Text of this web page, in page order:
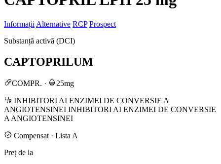
Informații Alternative RCP Prospect
Substanță activă (DCI)
CAPTOPRILUM
COMPR. · 25mg
INHIBITORI AI ENZIMEI DE CONVERSIE A
ANGIOTENSINEI INHIBITORI AI ENZIMEI DE CONVERSIE
A ANGIOTENSINEI
Compensat · Lista A
Preț de la